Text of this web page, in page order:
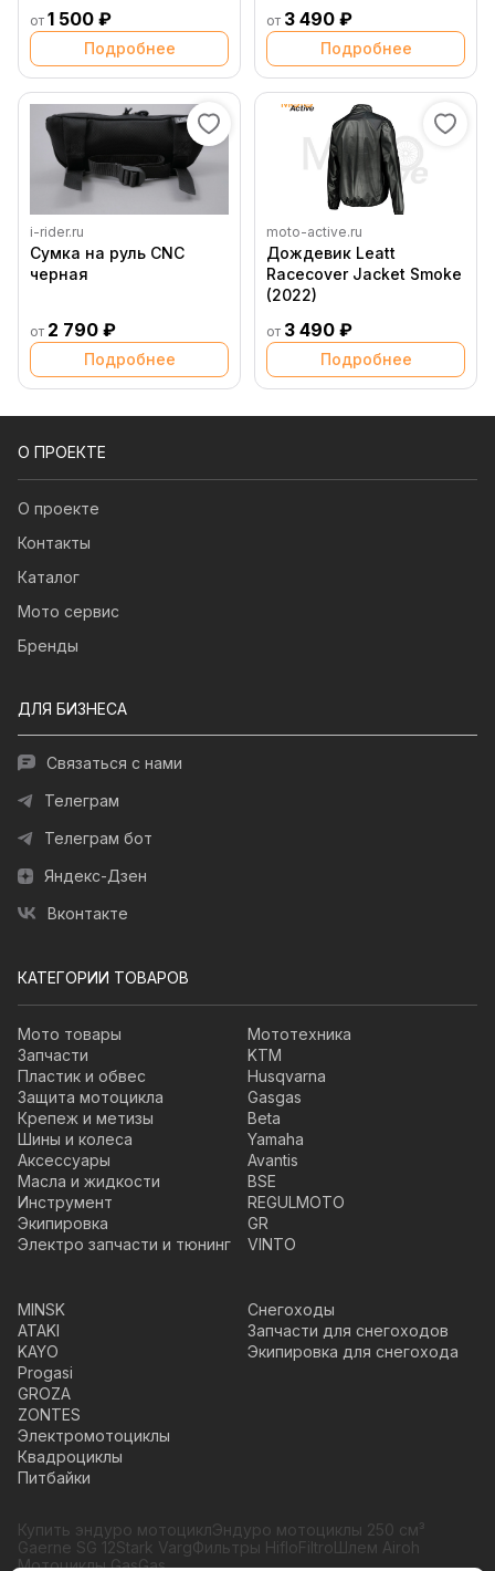
от 1 500 ₽
Подробнее
от 3 490 ₽
Подробнее
i-rider.ru
Сумка на руль CNC
черная
от 2 790 ₽
Подробнее
moto-active.ru
Дождевик Leatt
Racecover Jacket Smoke
(2022)
от 3 490 ₽
Подробнее
О ПРОЕКТЕ
О проекте
Контакты
Каталог
Мото сервис
Бренды
ДЛЯ БИЗНЕСА
Связаться с нами
Телеграм
Телеграм бот
Яндекс-Дзен
Вконтакте
КАТЕГОРИИ ТОВАРОВ
Мото товары
Запчасти
Пластик и обвес
Защита мотоцикла
Крепеж и метизы
Шины и колеса
Аксессуары
Масла и жидкости
Инструмент
Экипировка
Электро запчасти и тюнинг
Мототехника
KTM
Husqvarna
Gasgas
Beta
Yamaha
Avantis
BSE
REGULMOTO
GR
VINTO
MINSK
ATAKI
KAYO
Progasi
GROZA
ZONTES
Электромотоциклы
Квадроциклы
Питбайки
Снегоходы
Запчасти для снегоходов
Экипировка для снегохода
Купить эндуро мотоциклЭндуро мотоциклы 250 см³
Gaerne SG 12Stark VargФильтры HifloFiltroШлем Airoh
Мотоциклы GasGas